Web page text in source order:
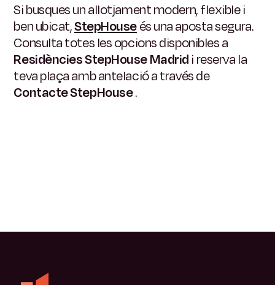
Si busques un allotjament modern, flexible i
ben ubicat,StepHouseés una aposta segura.
Consulta totes les opcions disponibles a
Residències StepHouse Madrid i reserva la
teva plaça amb antelació a través de
Contacte StepHouse.